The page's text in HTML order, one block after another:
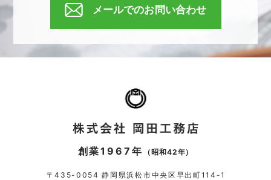
メールでのお問い合わせ
創業1967年 （昭和42年）
〒435-0054 静岡県浜松市中央区早出町114-1